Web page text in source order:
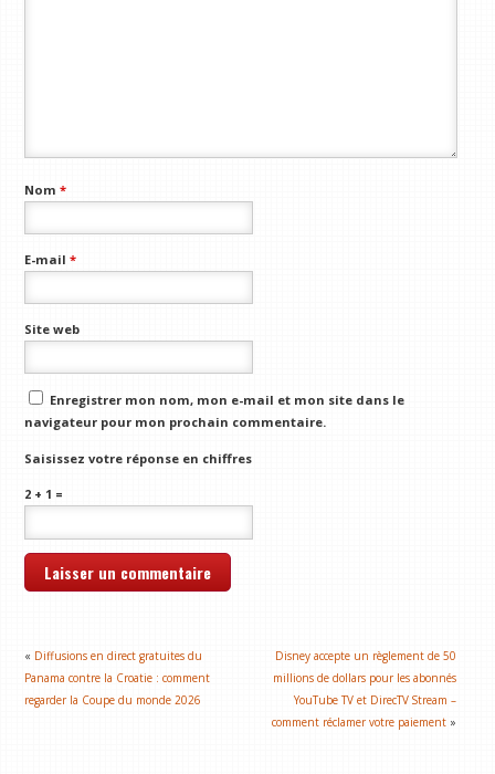
Nom*
E-mail*
Site web
Enregistrer mon nom, mon e-mail et mon site dans le
navigateur pour mon prochain commentaire.
Saisissez votre réponse en chiffres
2 + 1 =
« Diffusions en direct gratuites du
Panama contre la Croatie : comment
regarder la Coupe du monde 2026
Disney accepte un règlement de 50
millions de dollars pour les abonnés
YouTube TV et DirecTV Stream –
comment réclamer votre paiement »